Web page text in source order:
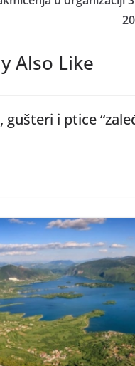
Also Like
gušteri i ptice